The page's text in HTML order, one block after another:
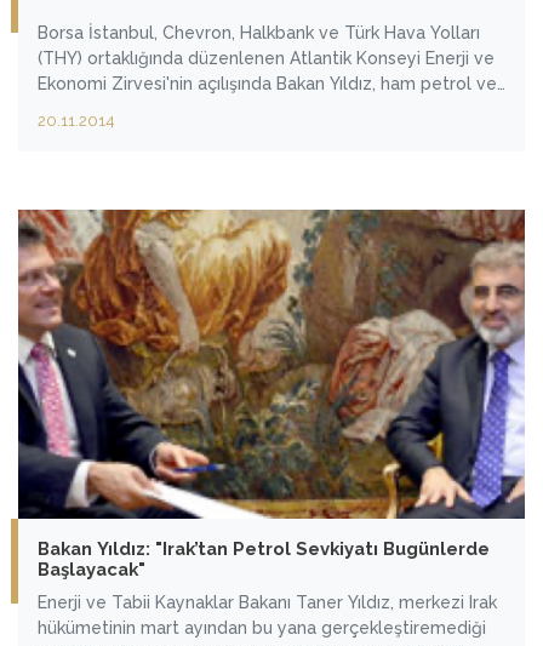
Borsa İstanbul, Chevron, Halkbank ve Türk Hava Yolları
(THY) ortaklığında düzenlenen Atlantik Konseyi Enerji ve
Ekonomi Zirvesi'nin açılışında Bakan Yıldız, ham petrol ve
iken de barış gerekçesi olmasının, bu paradoksun daha iyi
20.11.2014
Bakan Yıldız: "Irak’tan Petrol Sevkiyatı Bugünlerde
Başlayacak"
Enerji ve Tabii Kaynaklar Bakanı Taner Yıldız, merkezi Irak
hükümetinin mart ayından bu yana gerçekleştiremediği